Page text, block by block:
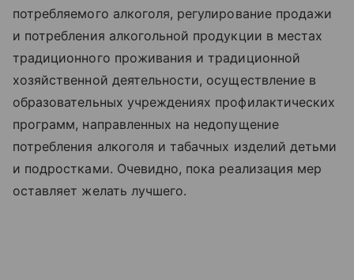
потребляемого алкоголя, регулирование продажи
и потребления алкогольной продукции в местах
традиционного проживания и традиционной
хозяйственной деятельности, осуществление в
образовательных учреждениях профилактических
программ, направленных на недопущение
потребления алкоголя и табачных изделий детьми
и подростками. Очевидно, пока реализация мер
оставляет желать лучшего.